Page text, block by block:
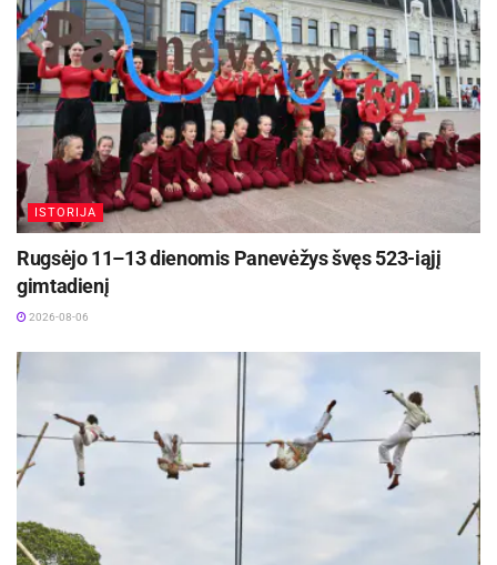
Tarptautinis vargonų muzikos festivalis „Cantus
organi“ kviečia į išskirtinį koncertą Kėdainiuose!
2026-08-09
ISTORIJA
Rugsėjo 11–13 dienomis Panevėžys švęs 523-iąjį
gimtadienį
2026-08-06